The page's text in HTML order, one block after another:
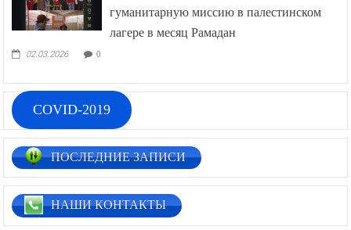
Фонд «Аль-Умма» проводит
гуманитарную миссию в палестинском
COVID-2019
ПОСЛЕДНИЕ ЗАПИСИ
НАШИ КОНТАКТЫ